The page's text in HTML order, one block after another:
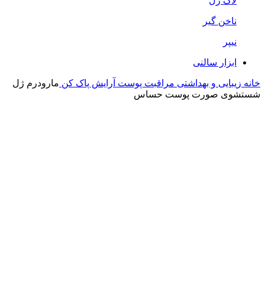
ناخن گیر
نیپر
ابزار سالنی
خانه زیبایی و بهداشتی مراقبت پوست آرایش پاک کن مارودرم ژل
شستشوی صورت پوست حساس